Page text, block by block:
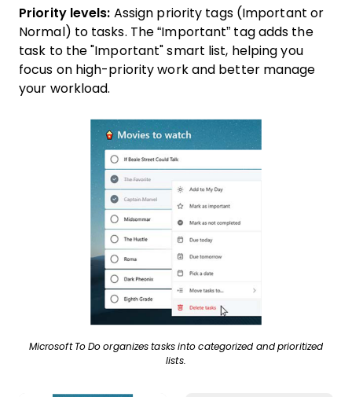
Priority levels: Assign priority tags (Important or
Normal) to tasks. The “Important” tag adds the
task to the "Important" smart list, helping you
focus on high-priority work and better manage
your workload.
Microsoft To Do organizes tasks into categorized and prioritized
lists.